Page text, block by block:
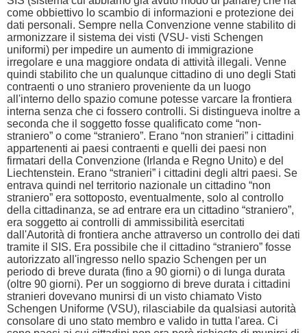
come obbiettivo lo scambio di informazioni e protezione dei
dati personali. Sempre nella Convenzione venne stabilito di
armonizzare il sistema dei visti (VSU- visti Schengen
uniformi) per impedire un aumento di immigrazione
irregolare e una maggiore ondata di attività illegali. Venne
quindi stabilito che un qualunque cittadino di uno degli Stati
contraenti o uno straniero proveniente da un luogo
all'interno dello spazio comune potesse varcare la frontiera
interna senza che ci fossero controlli. Si distingueva inoltre a
seconda che il soggetto fosse qualificato come “non-
straniero” o come “straniero”. Erano “non stranieri” i cittadini
appartenenti ai paesi contraenti e quelli dei paesi non
firmatari della Convenzione (Irlanda e Regno Unito) e del
Liechtenstein. Erano “stranieri” i cittadini degli altri paesi. Se
entrava quindi nel territorio nazionale un cittadino “non
straniero” era sottoposto, eventualmente, solo al controllo
della cittadinanza, se ad entrare era un cittadino “straniero”,
era soggetto ai controlli di ammissibilità esercitati
dall'Autorità di frontiera anche attraverso un controllo dei dati
tramite il SIS. Era possibile che il cittadino “straniero” fosse
autorizzato all'ingresso nello spazio Schengen per un
periodo di breve durata (fino a 90 giorni) o di lunga durata
(oltre 90 giorni). Per un soggiorno di breve durata i cittadini
stranieri dovevano munirsi di un visto chiamato Visto
Schengen Uniforme (VSU), rilasciabile da qualsiasi autorità
consolare di uno stato membro e valido in tutta l'area. Ci